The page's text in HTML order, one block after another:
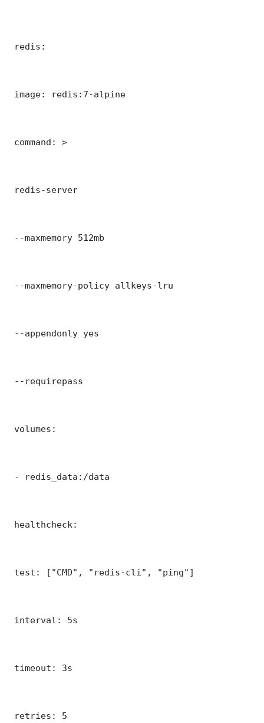
redis:
image: redis:7-alpine
command: >
redis-server
--maxmemory 512mb
--maxmemory-policy allkeys-lru
--appendonly yes
--requirepass
volumes:
- redis_data:/data
healthcheck:
test: ["CMD", "redis-cli", "ping"]
interval: 5s
timeout: 3s
retries: 5